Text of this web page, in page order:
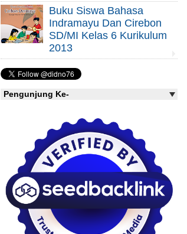
Buku Siswa Bahasa
Indramayu Dan Cirebon
SD/MI Kelas 6 Kurikulum
2013
Pengunjung Ke-